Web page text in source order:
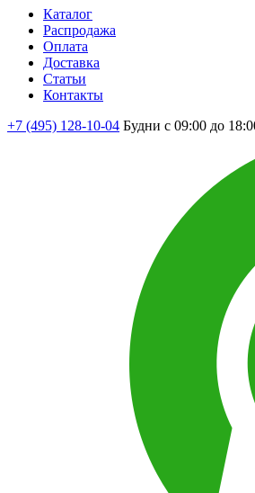
Каталог
Распродажа
Оплата
Доставка
Статьи
Контакты
+7 (495) 128-10-04 Будни с 09:00 до